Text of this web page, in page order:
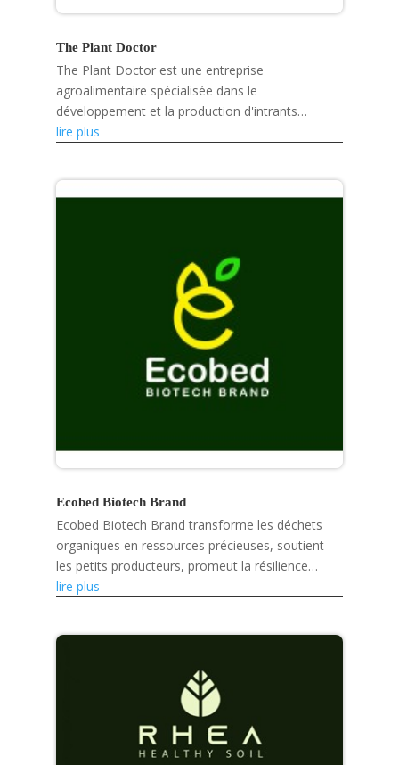
The Plant Doctor
The Plant Doctor est une entreprise
agroalimentaire spécialisée dans le
développement et la production d'intrants
agricoles biologiques et de solutions
lire plus
Ecobed Biotech Brand
Ecobed Biotech Brand transforme les déchets
organiques en ressources précieuses, soutient
les petits producteurs, promeut la résilience
climatique et développe des produits écologiques
lire plus